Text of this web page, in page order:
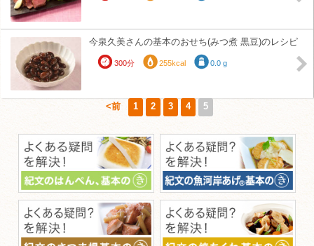
今泉久美さんの基本のおせち(みつ煮 黒豆)のレシピ
300分 255kcal 0.0 g
<前 1 2 3 4 5